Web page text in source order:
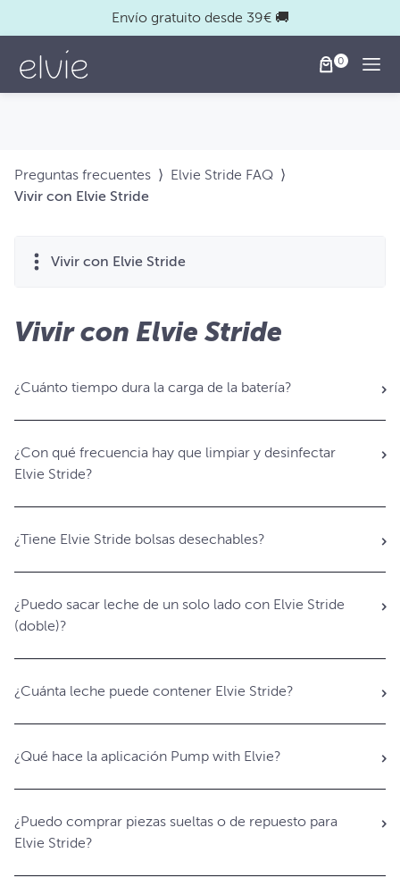
Envío gratuito desde 39€ 🚚
Preguntas frecuentes ⟩ Elvie Stride FAQ ⟩
Vivir con Elvie Stride
Vivir con Elvie Stride
Vivir con Elvie Stride
¿Cuánto tiempo dura la carga de la batería?
¿Con qué frecuencia hay que limpiar y desinfectar
Elvie Stride?
¿Tiene Elvie Stride bolsas desechables?
¿Puedo sacar leche de un solo lado con Elvie Stride
(doble)?
¿Cuánta leche puede contener Elvie Stride?
¿Qué hace la aplicación Pump with Elvie?
¿Puedo comprar piezas sueltas o de repuesto para
Elvie Stride?